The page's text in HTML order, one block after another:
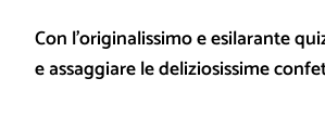
Con l’originalissimo e esilarante
e assaggiare le deliziosissime